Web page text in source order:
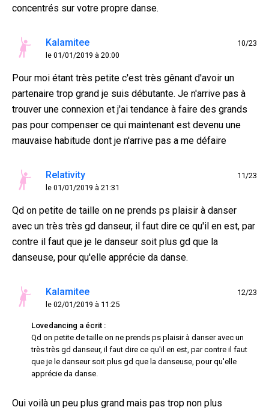
concentrés sur votre propre danse.
Kalamitee
le 01/01/2019 à 20:00
10/23
Pour moi étant très petite c'est très gênant d'avoir un
partenaire trop grand je suis débutante. Je n'arrive pas à
trouver une connexion et j'ai tendance à faire des grands
pas pour compenser ce qui maintenant est devenu une
mauvaise habitude dont je n'arrive pas a me défaire
Relativity
le 01/01/2019 à 21:31
11/23
Qd on petite de taille on ne prends ps plaisir à danser
avec un très très gd danseur, il faut dire ce qu'il en est, par
contre il faut que je le danseur soit plus gd que la
danseuse, pour qu'elle apprécie da danse.
Kalamitee
le 02/01/2019 à 11:25
12/23
Lovedancing a écrit :
Qd on petite de taille on ne prends ps plaisir à danser avec un
très très gd danseur, il faut dire ce qu'il en est, par contre il faut
que je le danseur soit plus gd que la danseuse, pour qu'elle
apprécie da danse.
Oui voilà un peu plus grand mais pas trop non plus